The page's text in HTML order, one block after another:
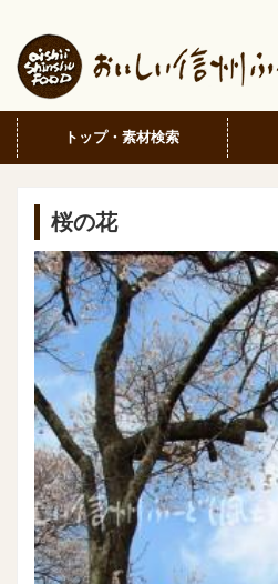
トップ・素材検索
桜の花